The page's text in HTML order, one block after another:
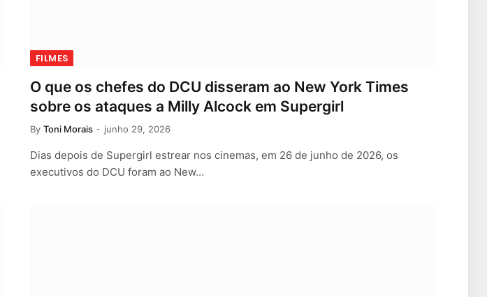
FILMES
O que os chefes do DCU disseram ao New York Times
sobre os ataques a Milly Alcock em Supergirl
By Toni Morais junho 29, 2026
Dias depois de Supergirl estrear nos cinemas, em 26 de junho de 2026, os
executivos do DCU foram ao New…